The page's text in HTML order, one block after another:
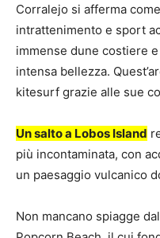
Corralejo si afferma
intrattenimento e sport
immense dune costiere
intensa bellezza.
kitesurf grazie alle sue
Un salto a Lobos Island
più incontaminata, con
un paesaggio vulcanico
Non mancano spiagge